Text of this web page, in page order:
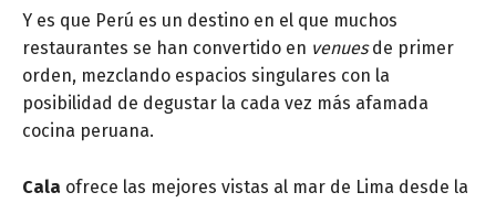
Y es que Perú es un destino en el que muchos
restaurantes se han convertido en venuesde primer
orden, mezclando espacios singulares con la
posibilidad de degustar la cada vez más afamada
cocina peruana.
Cala ofrece las mejores vistas al mar de Lima desde la